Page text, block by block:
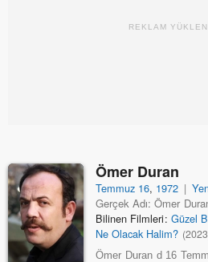
REKLAM
Ömer Duran
Temmuz 16, 1972 |
Gerçek Adı: Ömer
Bilinen Filmleri: Güzel
Ne Olacak Halim?
Ömer Duran d 16